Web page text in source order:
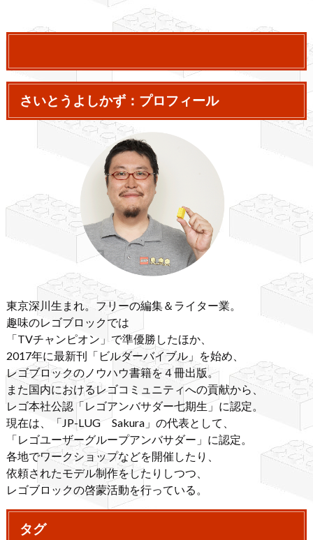
さいとうよしかず：プロフィール
東京深川生まれ。フリーの編集＆ライター業。
趣味のレゴブロックでは
「TVチャンピオン」で準優勝したほか、
2017年に最新刊「ビルダーバイブル」を始め、
レゴブロックのノウハウ書籍を４冊出版。
また国内におけるレゴコミュニティへの貢献から、
レゴ本社公認「レゴアンバサダー七期生」に認定。
現在は、「JP-LUG Sakura」の代表として、
「レゴユーザーグループアンバサダー」に認定。
各地でワークショップなどを開催したり、
依頼されたモデル制作をしたりしつつ、
レゴブロックの啓蒙活動を行っている。
タグ